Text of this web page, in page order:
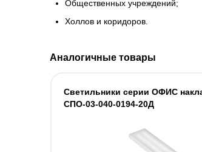
Общественных учреждений;
Холлов и коридоров.
Аналогичные товары
Светильники серии ОФИС
СПО-03-040-0194-20Д